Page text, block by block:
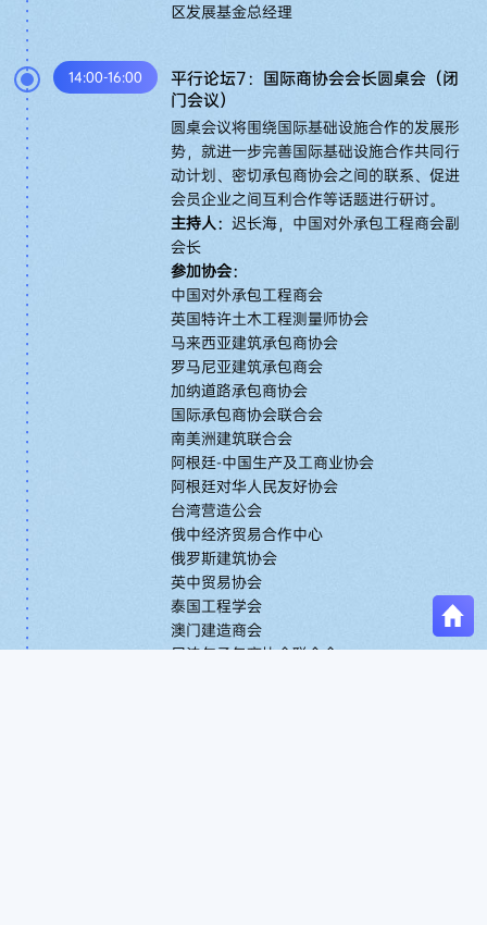
区发展基金总经理
14:00-16:00
平行论坛7：国际商协会会长圆桌会（闭
门会议）
圆桌会议将围绕国际基础设施合作的发展形
势，就进一步完善国际基础设施合作共同行
动计划、密切承包商协会之间的联系、促进
会员企业之间互利合作等话题进行研讨。
主持人：迟长海，中国对外承包工程商会副
会长
参加协会：
中国对外承包工程商会
英国特许土木工程测量师协会
马来西亚建筑承包商协会
罗马尼亚建筑承包商会
加纳道路承包商协会
国际承包商协会联合会
南美洲建筑联合会
阿根廷-中国生产及工商业协会
阿根廷对华人民友好协会
台湾营造公会
俄中经济贸易合作中心
俄罗斯建筑协会
英中贸易协会
泰国工程学会
澳门建造商会
尼泊尔承包商协会联合会